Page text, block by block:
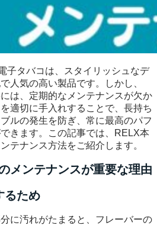
子タバコは、スタイリッシュなデ
人気の高い製品です。しかし、
は、定期的なメンテナンスが欠か
適切に手入れすることで、長持ち
ルの発生を防ぎ、常に最高のパフ
きます。この記事では、RELX本
テナンス方法をご紹介します。
メンテナンスが重要な理由
るため
に汚れがたまると、フレーバーの